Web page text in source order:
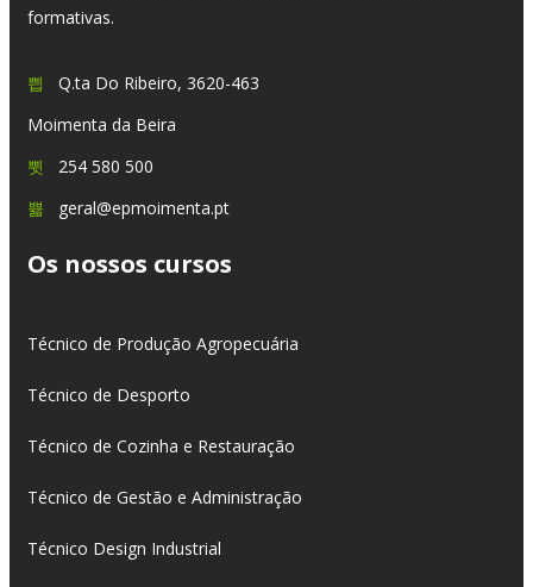
formativas.
Q.ta Do Ribeiro, 3620-463
Moimenta da Beira
254 580 500
geral@epmoimenta.pt
Os nossos cursos
Técnico de Produção Agropecuária
Técnico de Desporto
Técnico de Cozinha e Restauração
Técnico de Gestão e Administração
Técnico Design Industrial